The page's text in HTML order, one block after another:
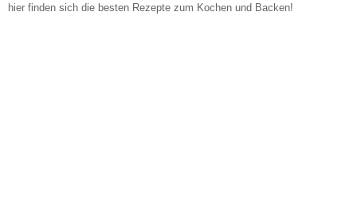
hier finden sich die besten Rezepte zum Kochen und Backen!